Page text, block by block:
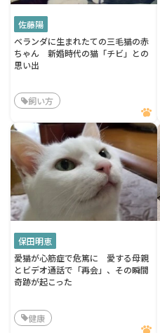
佐藤陽
ベランダに生まれたての三毛猫の赤
ちゃん 新婚時代の猫「チビ」との
思い出
飼い方
保田明恵
愛猫が心筋症で危篤に 愛する母親
とビデオ通話で「再会」、その瞬間
奇跡が起こった
健康